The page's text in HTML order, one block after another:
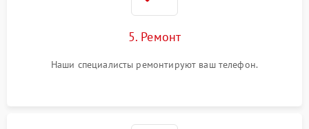
5. Ремонт
Наши специалисты ремонтируют ваш телефон.